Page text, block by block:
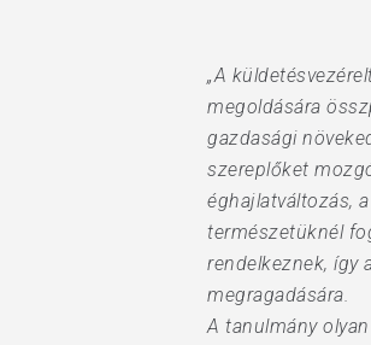
„A
megoldására
gazdasági
szereplőket
éghajlatváltozás,
természetüknél
rendelkeznek, így
megragadására.
A tanulmány